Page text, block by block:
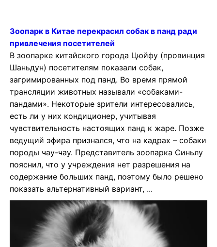
Зоопарк в Китае перекрасил собак в панд ради
привлечения посетителей
В зоопарке китайского города Цюйфу (провинция
Шаньдун) посетителям показали собак,
загримированных под панд. Во время прямой
трансляции животных называли «собаками-
пандами». Некоторые зрители интересовались,
есть ли у них кондиционер, учитывая
чувствительность настоящих панд к жаре. Позже
ведущий эфира признался, что на кадрах – собаки
породы чау-чау. Представитель зоопарка Синьлу
пояснил, что у учреждения нет разрешения на
содержание больших панд, поэтому было решено
показать альтернативный вариант, ...